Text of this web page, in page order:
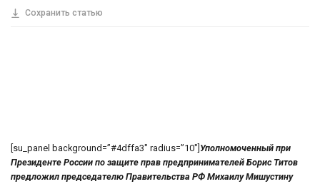
Сохранить статью
[su_panel background=”#4dffa3″ radius=”10″] Уполномоченный при
Президенте России по защите прав предпринимателей Борис Титов
предложил председателю Правительства РФ Михаилу Мишустину